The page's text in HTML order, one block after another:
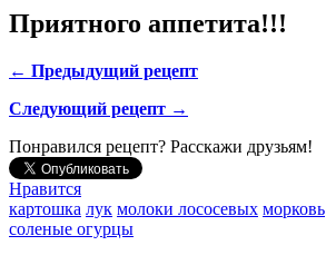
Приятного аппетита!!!
← Предыдущий рецепт
Следующий рецепт →
Понравился рецепт? Расскажи друзьям!
Нравится
картошка лук молоки лососевых морковь
соленые огурцы